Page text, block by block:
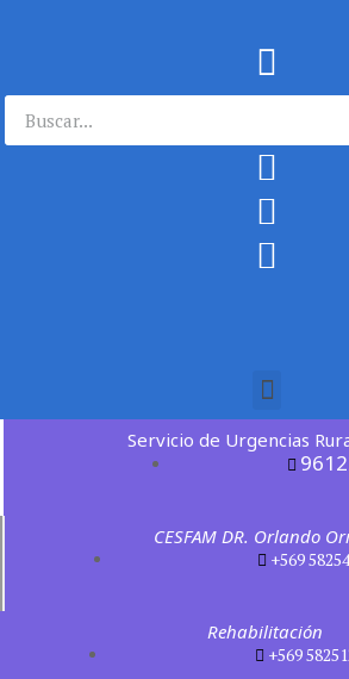
Servicio de Urgencias
CESFAM DR. Orlando
+569
Rehabilitación
+569